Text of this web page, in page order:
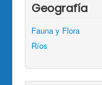
Geografía
Fauna y Flora
Ríos